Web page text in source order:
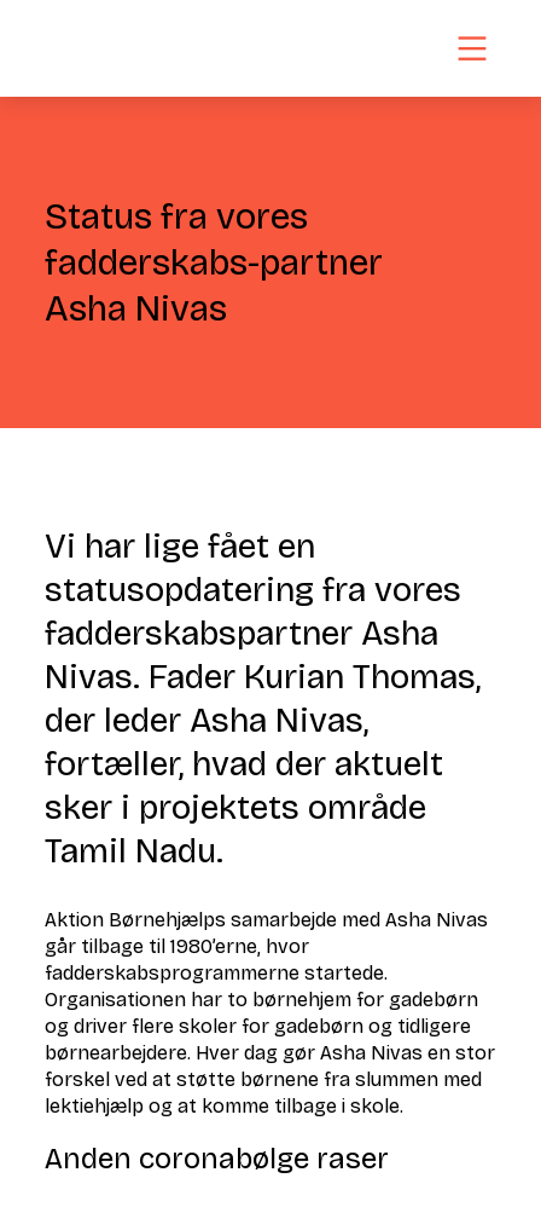
Status fra vores
fadderskabs-partner
Asha Nivas
Vi har lige fået en
statusopdatering fra vores
fadderskabspartner Asha
Nivas. Fader Kurian Thomas,
der leder Asha Nivas,
fortæller, hvad der aktuelt
sker i projektets område
Tamil Nadu.
Aktion Børnehjælps samarbejde med Asha Nivas
går tilbage til 1980’erne, hvor
fadderskabsprogrammerne startede.
Organisationen har to børnehjem for gadebørn
og driver flere skoler for gadebørn og tidligere
børnearbejdere. Hver dag gør Asha Nivas en stor
forskel ved at støtte børnene fra slummen med
lektiehjælp og at komme tilbage i skole.
Anden coronabølge raser